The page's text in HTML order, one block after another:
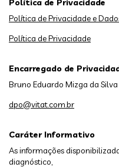
Caráter Informativo
As informações
diagnóstico,
Política de Privacidade
Política de Privacidade e
Política de Privacidade
Encarregado de
Bruno Eduardo Mizga da Silva
dpo@vitat.com.br